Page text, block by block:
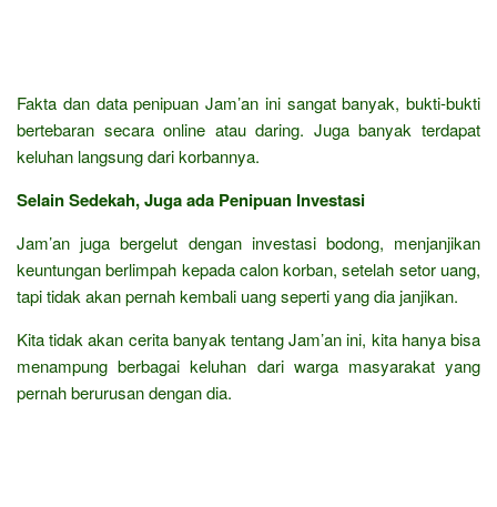
Fakta dan data penipuan Jam’an ini sangat banyak, bukti-bukti
bertebaran secara online atau daring. Juga banyak terdapat
keluhan langsung dari korbannya.
Selain Sedekah, Juga ada Penipuan Investasi
Jam’an juga bergelut dengan investasi bodong, menjanjikan
keuntungan berlimpah kepada calon korban, setelah setor uang,
tapi tidak akan pernah kembali uang seperti yang dia janjikan.
Kita tidak akan cerita banyak tentang Jam’an ini, kita hanya bisa
menampung berbagai keluhan dari warga masyarakat yang
pernah berurusan dengan dia.